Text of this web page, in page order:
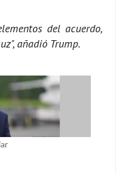
del acuerdo,
añadió Trump.